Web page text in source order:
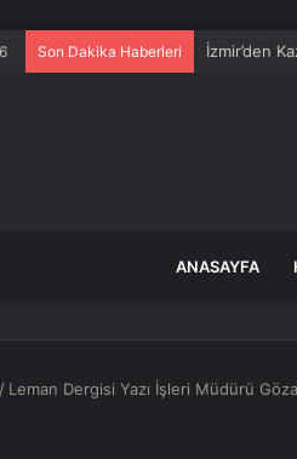
Son Dakika Haberleri İzmir’den
ANASAYFA
/ Leman Dergisi Yazı İşleri Müdürü